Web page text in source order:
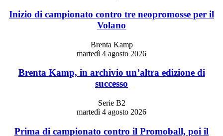
Inizio di campionato contro tre neopromosse per il
Volano
Brenta Kamp
martedì 4 agosto 2026
Brenta Kamp, in archivio un’altra edizione di
successo
Serie B2
martedì 4 agosto 2026
Prima di campionato contro il Promoball, poi il